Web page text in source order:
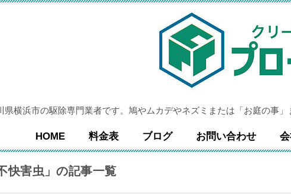
県横浜市の駆除専門業者です。鳩やムカデやネズミまたは「お庭の事
HOME 料金表 ブログ お問い合わせ
快害虫」の記事一覧